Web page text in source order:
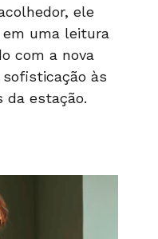
ele
uma leitura
com a nova
às
da estação.